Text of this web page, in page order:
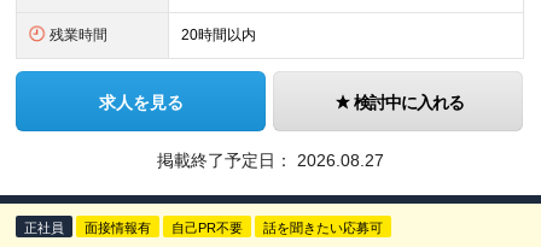
残業時間 20時間以内
求人を見る 検討中に入れる
掲載終了予定日： 2026.08.27
正社員 面接情報有 自己PR不要 話を聞きたい応募可